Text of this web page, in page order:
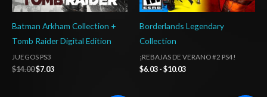
Batman Arkham Collection +
Tomb Raider Digital Edition
JUEGOS PS3
$14.00$7.03
Borderlands Legendary
Collection
¡REBAJAS DE VERANO #2 PS4!
$6.03 - $10.03